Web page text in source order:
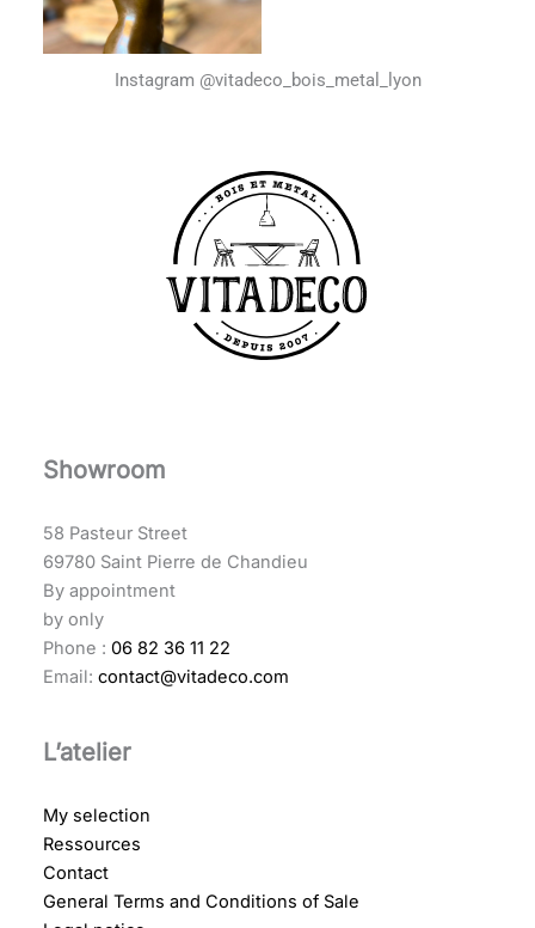
Instagram @vitadeco_bois_metal_lyon
Showroom
58 Pasteur Street
69780 Saint Pierre de Chandieu
By appointment
by only
Phone : 06 82 36 11 22
Email: contact@vitadeco.com
L’atelier
My selection
Ressources
Contact
General Terms and Conditions of Sale